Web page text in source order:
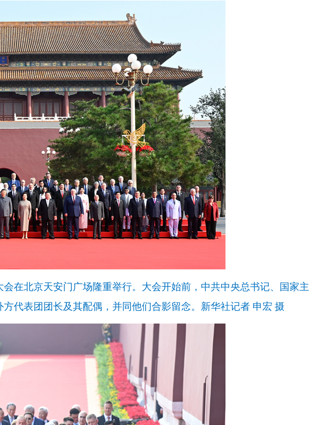
在北京天安门广场隆重举行。大会开始前，中共中央总书记、国家主
代表团团长及其配偶，并同他们合影留念。新华社记者 申宏 摄